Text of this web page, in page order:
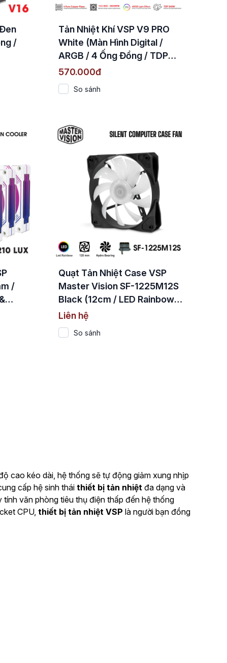
/
Tản Nhiệt Khí VSP V9 PRO
White (Màn Hình Digital /
ARGB / 4 Ống Đồng / TDP
240W)
570.000đ
So sánh
/
Quạt Tản Nhiệt Case VSP
Master Vision SF-1225M12S
Black (12cm / LED Rainbow /
Trục Hydro Bearing)
Liên hệ
So sánh
cao kéo dài, hệ thống sẽ tự động giảm xung nhịp
cấp hệ sinh thái thiết bị tản nhiệt đa dạng và
tính văn phòng tiêu thụ điện thấp đến hệ thống
CPU, thiết bị tản nhiệt VSP là người bạn đồng